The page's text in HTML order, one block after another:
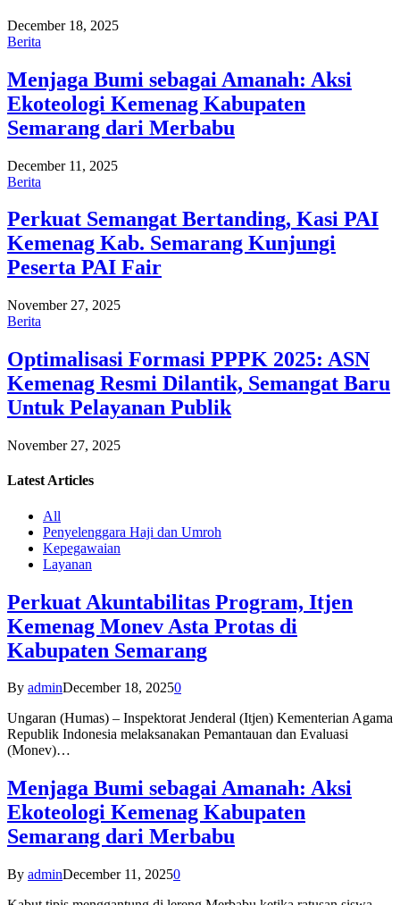
December 18, 2025
Berita
Menjaga Bumi sebagai Amanah: Aksi
Ekoteologi Kemenag Kabupaten
Semarang dari Merbabu
December 11, 2025
Berita
Perkuat Semangat Bertanding, Kasi PAI
Kemenag Kab. Semarang Kunjungi
Peserta PAI Fair
November 27, 2025
Berita
Optimalisasi Formasi PPPK 2025: ASN
Kemenag Resmi Dilantik, Semangat Baru
Untuk Pelayanan Publik
November 27, 2025
Latest Articles
All
Penyelenggara Haji dan Umroh
Kepegawaian
Layanan
Perkuat Akuntabilitas Program, Itjen
Kemenag Monev Asta Protas di
Kabupaten Semarang
By adminDecember 18, 20250
Ungaran (Humas) – Inspektorat Jenderal (Itjen) Kementerian Agama
Republik Indonesia melaksanakan Pemantauan dan Evaluasi
(Monev)…
Menjaga Bumi sebagai Amanah: Aksi
Ekoteologi Kemenag Kabupaten
Semarang dari Merbabu
By adminDecember 11, 20250